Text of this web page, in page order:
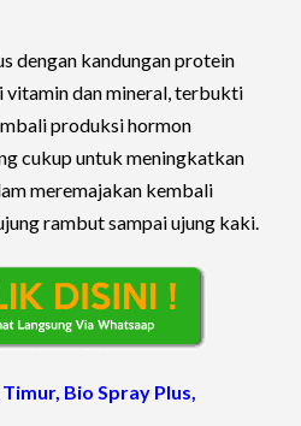
dengan kandungan protein
vitamin dan mineral, terbukti
produksi hormon
cukup untuk meningkatkan
meremajakan kembali
rambut sampai ujung kaki.
Bio Spray Plus,